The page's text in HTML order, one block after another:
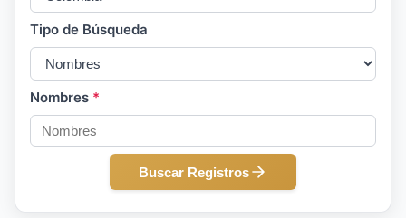
Tipo de Búsqueda
Nombres *
Buscar Registros